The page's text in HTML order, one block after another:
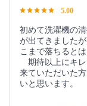
5.00
初めて洗濯機の
が出てきました
こまで落ちるとは
期待以上にキレ
来ていただいた
いと思います。